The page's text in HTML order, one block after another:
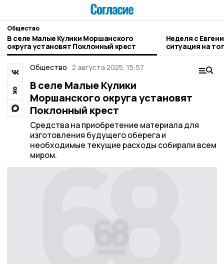
Общество
В селе Малые Кулики Моршанского
округа установят Поклонный крест
Неделя с
ситуация на
городе и
Общество 2 августа 2025, 15:57
В селе Малые Кулики
Моршанского округа установят
Поклонный крест
Средства на приобретение материала для
изготовления будущего оберега и
необходимые текущие расходы собирали всем
миром.